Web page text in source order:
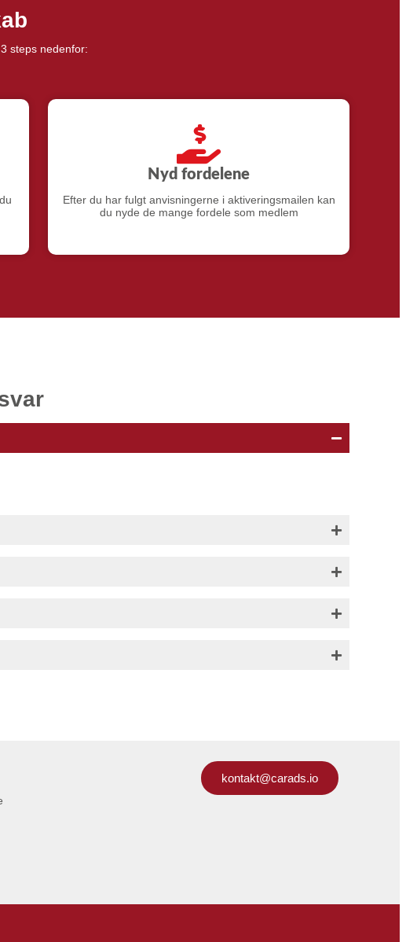
steps nedenfor:
Nyd fordelene
Efter du har fulgt anvisningerne i aktiveringsmailen kan
du nyde de mange fordele som medlem
kontakt@carads.io